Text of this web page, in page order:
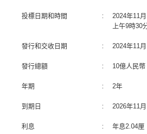
投標日期和時間 :
2024年11
上午9時30
發行和交收日期 : 2024年11
發行總額 : 10億人民幣
年期 : 2年
到期日 : 2026年11
利息 : 年息2.04厘